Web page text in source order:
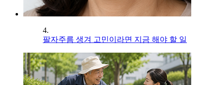
4.
팔자주름 생겨 고민이라면 지금 해야 할 일